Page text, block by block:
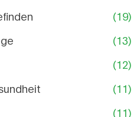
(19)
(13)
(12)
(11)
(11)